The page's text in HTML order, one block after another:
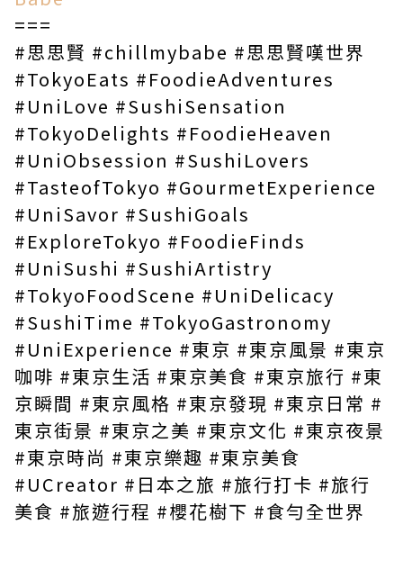
===
#思思賢 #chillmybabe #思思賢嘆世界
#TokyoEats #FoodieAdventures
#UniLove #SushiSensation
#TokyoDelights #FoodieHeaven
#UniObsession #SushiLovers
#TasteofTokyo #GourmetExperience
#UniSavor #SushiGoals
#ExploreTokyo #FoodieFinds
#UniSushi #SushiArtistry
#TokyoFoodScene #UniDelicacy
#SushiTime #TokyoGastronomy
#UniExperience #東京 #東京風景 #東京
咖啡 #東京生活 #東京美食 #東京旅行 #東
京瞬間 #東京風格 #東京發現 #東京日常 #
東京街景 #東京之美 #東京文化 #東京夜景
#東京時尚 #東京樂趣 #東京美食
#UCreator #日本之旅 #旅行打卡 #旅行
美食 #旅遊行程 #櫻花樹下 #食勻全世界